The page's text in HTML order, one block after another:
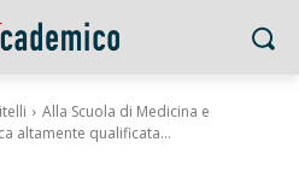
Alla Scuola di Medicina e
altamente qualificata...